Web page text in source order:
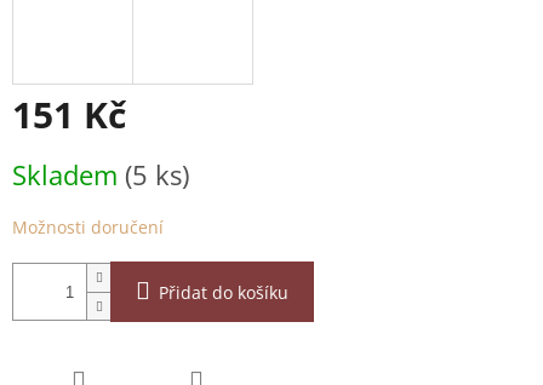
151 Kč
cena:
Skladem (5 ks)
Možnosti doručení
Přidat do košíku